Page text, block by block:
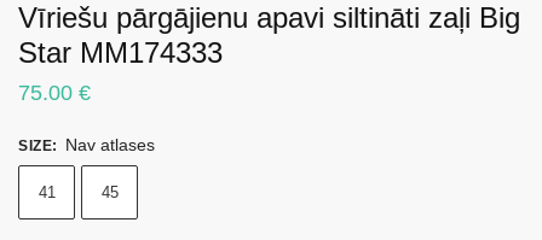
Vīriešu pārgājienu apavi siltināti zaļi Big
Star MM174333
75.00 €
SIZE: Nav atlases
41 45